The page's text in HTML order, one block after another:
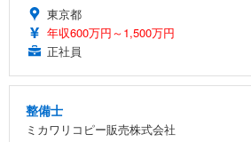
東京都
年収600万円～1,500万円
正社員
整備士
ミカワリコピー販売株式会社